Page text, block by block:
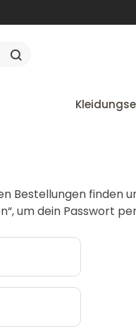
Bestellungen finden
um dein Passwort